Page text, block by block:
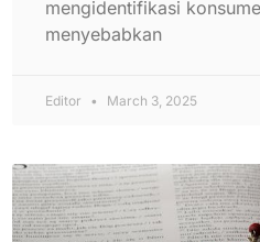
mengidentifikasi
menyebabkan
Editor March 3, 2025